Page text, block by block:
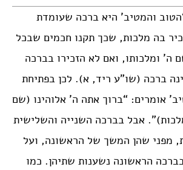
והמטיב’ היא ברכה שעומדת
בה מלכות, שכך תקנו חכמים שבכל
ה’ ומלכותו, ואם לא הזכירו בברכה
ברכה (שו”ע ריד, א). לכן בפתיחת
אומרים: “ברוך אתה ה’ אלוהינו (שם
אבל בברכה השנייה והשלישית
מפני שהן המשך של הראשונה, ועל
הראשונה נשענות שתיהן. כמו